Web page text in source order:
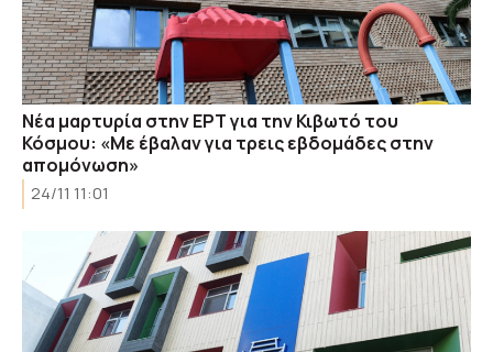
Νέα μαρτυρία στην ΕΡΤ για την Κιβωτό του
Κόσμου: «Με έβαλαν για τρεις εβδομάδες στην
απομόνωση»
24/11 11:01